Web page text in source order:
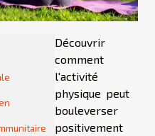
Découvrir
comment
l'activité
physique peut
bouleverser
positivement